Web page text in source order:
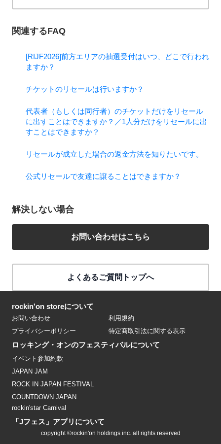
関連するFAQ
[RIJF2026]前方エリアの抽選受付はいつ、どこで行われ
ますか？
チケットのリセールは行いますか？
代表者（もしくは同行者）のチケットだけをリセール
に出すことはできますか？／1人分だけをリセールに出
すことはできますか？
リセールが成立した場合の返金方法を知りたいです。
公式リセールで友達に譲ることはできますか？
解決しない場合
お問い合わせはこちら
よくあるご質問トップへ
rockin'on storeについて
お問い合わせ
利用規約
プライバシーポリシー
特定商取引法に関する表示
ロッキング・オンのフェスティバルについて
イベント参加約款
JAPAN JAM
ROCK IN JAPAN FESTIVAL
COUNTDOWN JAPAN
rockin'star Carnival
「Jフェス」アプリについて
copyright ©rockin'on holdings inc. all rights reserved